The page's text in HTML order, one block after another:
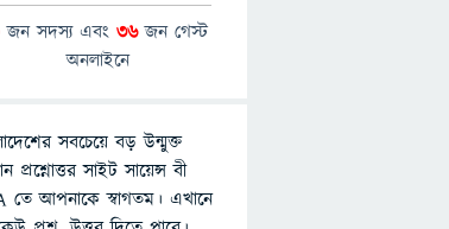
জন সদস্য এবং 36জন গেস্ট
অনলাইনে
সবচেয়ে বড় উন্মুক্ত
প্রশ্নোত্তর সাইট সায়েন্স বী
তে আপনাকে স্বাগতম। এখানে